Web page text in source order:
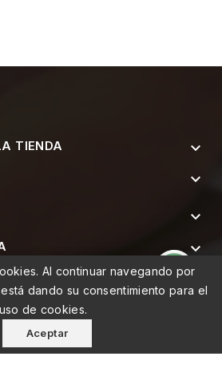
TIENDA 

Al continuar navegando por
dando su consentimiento para el
uso de cookies.
Aceptar


